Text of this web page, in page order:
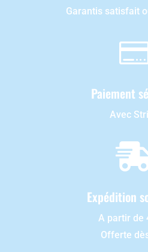
Garantis satisfait
Paiement
Avec
Expédition
A partir de
Offerte